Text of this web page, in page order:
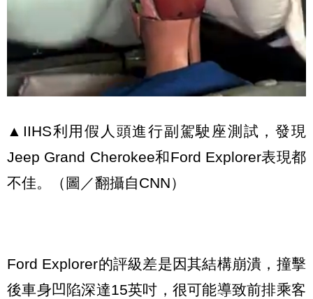
▲IIHS利用假人頭進行副駕駛座測試，發現
Jeep Grand Cherokee和Ford Explorer表現都
不佳。（圖／翻攝自CNN）
Ford Explorer的評級差是因其結構崩潰，撞擊
後車身凹陷深達15英吋，很可能導致前排乘客